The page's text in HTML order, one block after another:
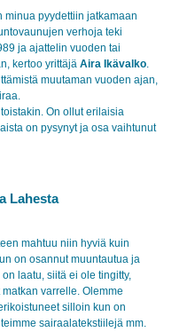
minua pyydettiin jatkamaan
verhoja teki
ja ajattelin vuoden tai
kertoo yrittäjäAira Ikävalko.
muutaman vuoden ajan,
On ollut erilaisia
on pysynyt ja osa vaihtunut
Lahesta
mahtuu niin hyviä kuin
on osannut muuntautua ja
on laatu, siitä ei oletingitty,
varrelle. Olemme
silloin kun on
sairaalatekstiilejä mm.